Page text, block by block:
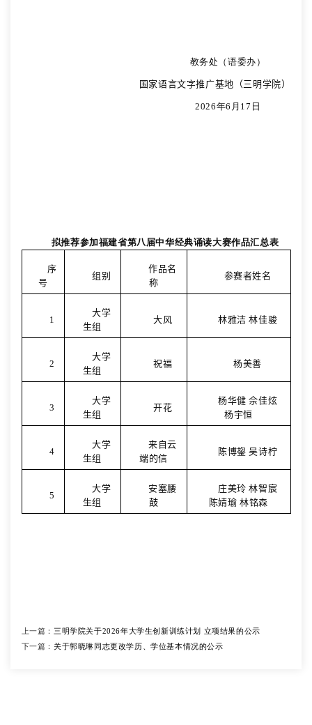
教务处（语委办）
国家语言文字推广基地（三明学院）
2026年6 月 17 日
拟推荐参加福建省第八 届中华经典诵读大赛作品汇总表
序
号
组别
作品名
称
参赛者姓名
1
大学
生组
大风 林雅洁 林佳骏
2
大学
生组
祝福 杨美善
3
大学
生组
开花
杨华健 佘佳炫
杨宇恒
4
大学
生组
来自云
端的信
陈博鋆 吴诗柠
5
大学
生组
安塞腰
鼓
庄美玲 林智宸
陈婧瑜 林铭森
上一篇： 三明学院关于2026年大学生创新训练计划 立项结果的公示
下一篇： 关于郭晓琳同志更改学历、学位基本情况的公示